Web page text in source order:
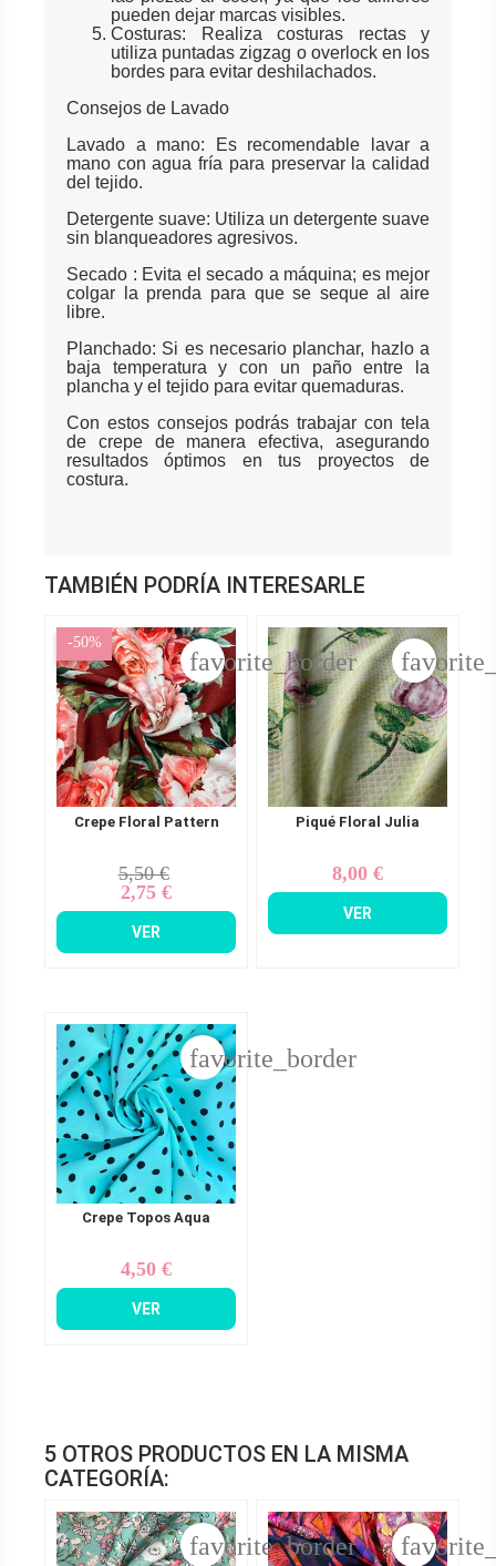
pueden dejar marcas visibles.
Costuras: Realiza costuras rectas y
utiliza puntadas zigzag o overlock en los
bordes para evitar deshilachados.
Consejos de Lavado
Lavado a mano: Es recomendable lavar a
mano con agua fría para preservar la calidad
del tejido.
Detergente suave: Utiliza un detergente suave
sin blanqueadores agresivos.
Secado : Evita el secado a máquina; es mejor
colgar la prenda para que se seque al aire
libre.
Planchado: Si es necesario planchar, hazlo a
baja temperatura y con un paño entre la
plancha y el tejido para evitar quemaduras.
Con estos consejos podrás trabajar con tela
de crepe de manera efectiva, asegurando
resultados óptimos en tus proyectos de
costura.
TAMBIÉN PODRÍA INTERESARLE
Crepe Floral Pattern
Precio
base
5,50 €
Precio
2,75 €
-50%
VER
favorite_border
Piqué Floral Julia
Precio
8,00 €
VER
Crepe Topos Aqua
Precio
4,50 €
VER
favorite_border
5 OTROS PRODUCTOS EN LA MISMA
CATEGORÍA:
favorite_border